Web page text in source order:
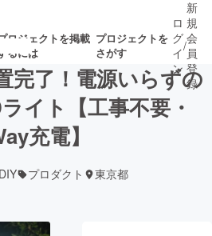
ロジェクトを掲載
するには
プロジェクトを
さがす
新着プロ募集終了が近いプ
ロ
グ
イ
ン
/
新
規
会
員
登
録
完了！電源いらずの
イト【工事不要・
充電】
プロダクト 東京都